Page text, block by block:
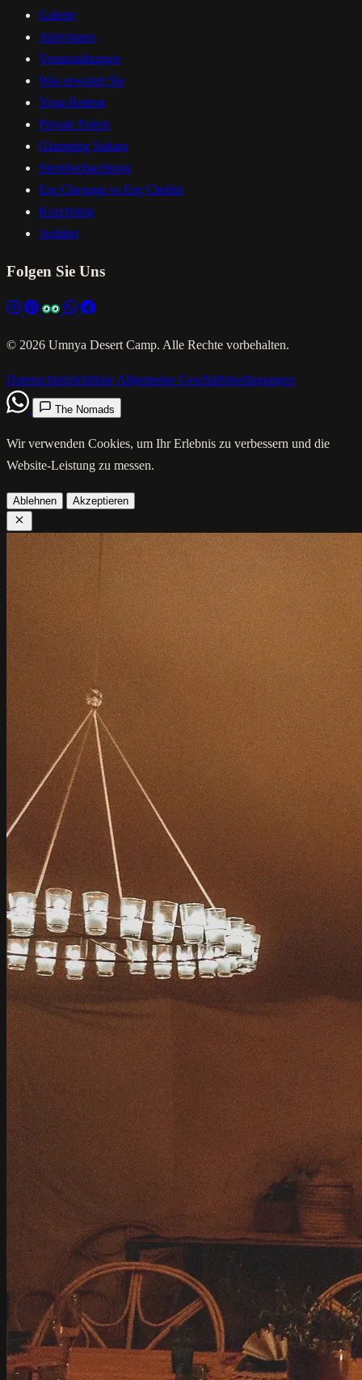
Galerie
Aktivitaten
Veranstaltungen
Was erwartet Sie
Yoga Retreat
Private Feiern
Glamping Sahara
Sternbeobachtung
Erg Chegaga vs Erg Chebbi
Kurzfristig
Anfahrt
Folgen Sie Uns
© 2026 Umnya Desert Camp. Alle Rechte vorbehalten.
Datenschutzrichtlinie Allgemeine Geschäftsbedingungen
The Nomads
Wir verwenden Cookies, um Ihr Erlebnis zu verbessern und die
Website-Leistung zu messen.
Ablehnen Akzeptieren